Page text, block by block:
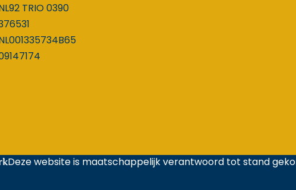
TRIO 0390
Deze website is maatschappelijk verantwoord tot stand